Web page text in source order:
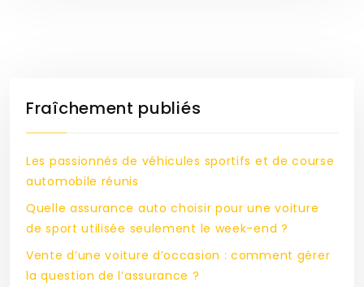
Fraîchement publiés
Les passionnés de véhicules sportifs et de course
automobile réunis
Quelle assurance auto choisir pour une voiture
de sport utilisée seulement le week-end ?
Vente d’une voiture d’occasion : comment gérer
la question de l’assurance ?